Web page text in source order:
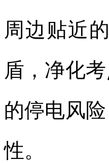
周边贴近
盾，净化
的停电风
性。